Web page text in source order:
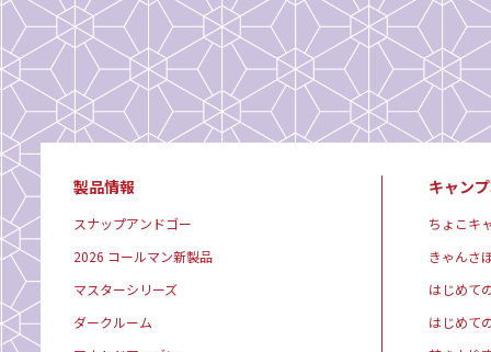
製品情報
スナップアンドゴー
2026 コールマン新製品
マスターシリーズ
ダークルーム
キャン
ちょこキ
きゃんさ
はじめて
はじめて